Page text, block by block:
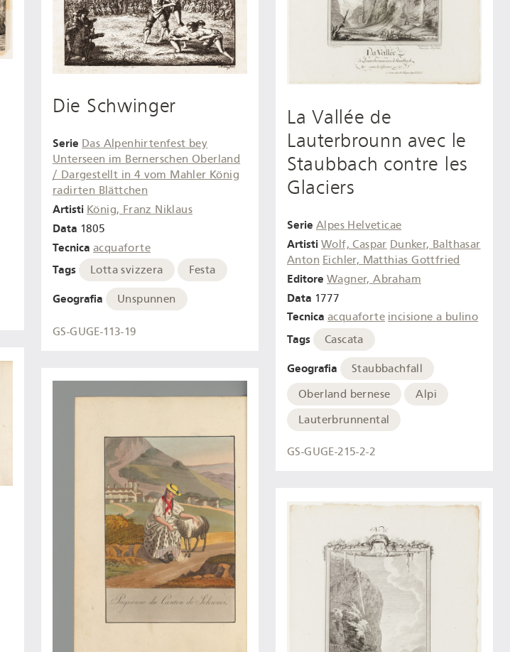
Die Schwinger
Serie Das Alpenhirtenfest bey
Unterseen im Bernerschen Oberland
/ Dargestellt in 4 vom Mahler König
radirten Blättchen
Artisti König, Franz Niklaus
Data 1805
Tecnica acquaforte
Tags Lotta svizzera Festa
Geografia Unspunnen
GS-GUGE-113-19
La Vallée de
Lauterbrounn avec le
Staubbach contre les
Glaciers
Serie Alpes Helveticae
Artisti Wolf, Caspar Dunker, Balthasar
Anton Eichler, Matthias Gottfried
Editore Wagner, Abraham
Data 1777
Tecnica acquaforte incisione a bulino
Tags Cascata
Geografia
Staubbachfall
Oberland bernese
Alpi
Lauterbrunnental
GS-GUGE-215-2-2